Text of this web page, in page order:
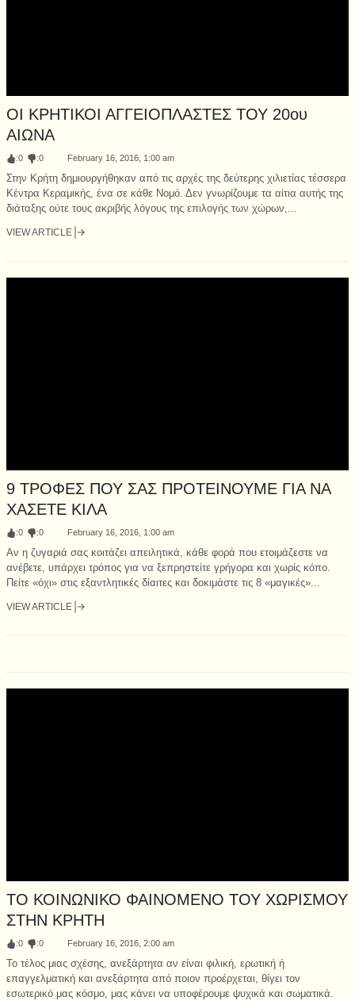
ΟΙ ΚΡΗΤΙΚΟΙ ΑΓΓΕΙΟΠΛΑΣΤΕΣ ΤΟΥ 20ου
ΑΙΩΝΑ
:0 :0 February 16, 2016, 1:00 am
Στην Κρήτη δημιουργήθηκαν από τις αρχές της δεύτερης χιλιετίας τέσσερα
Κέντρα Κεραμικής, ένα σε κάθε Νομό. Δεν γνωρίζουμε τα αίτια αυτής της
διάταξης ούτε τους ακριβής λόγους της επιλογής των χώρων,...
VIEW ARTICLE
9 ΤΡΟΦΕΣ ΠΟΥ ΣΑΣ ΠΡΟΤΕΙΝΟΥΜΕ ΓΙΑ ΝΑ
ΧΑΣΕΤΕ ΚΙΛΑ
:0 :0 February 16, 2016, 1:00 am
Αν η ζυγαριά σας κοιτάζει απειλητικά, κάθε φορά που ετοιμάζεστε να
ανέβετε, υπάρχει τρόπος για να ξεπρηστείτε γρήγορα και χωρίς κόπο.
Πείτε «όχι» στις εξαντλητικές δίαιτες και δοκιμάστε τις 8 «μαγικές»...
VIEW ARTICLE
ΤΟ ΚΟΙΝΩΝΙΚΟ ΦΑΙΝΟΜΕΝΟ ΤΟΥ ΧΩΡΙΣΜΟΥ
ΣΤΗΝ ΚΡΗΤΗ
:0 :0 February 16, 2016, 2:00 am
Το τέλος μιας σχέσης, ανεξάρτητα αν είναι φιλική, ερωτική ή
επαγγελματική και ανεξάρτητα από ποιον προέρχεται, θίγει τον
εσωτερικό μας κόσμο, μας κάνει να υποφέρουμε ψυχικά και σωματικά.